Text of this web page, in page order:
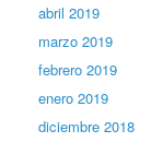
abril 2019
marzo 2019
febrero 2019
enero 2019
diciembre 2018